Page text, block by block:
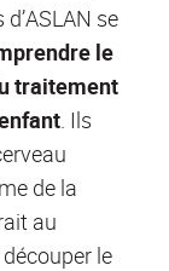
se
le
traitement
. Ils
de la
au
le